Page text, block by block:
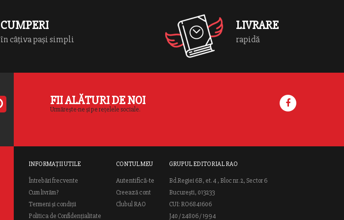
CUMPERI
în câțiva pași simpli
LIVRARE
rapidă
FII ALĂTURI DE NOI
Urmărește-ne și pe rețelele sociale.
INFORMAȚII UTILE
Întrebări frecvente
Cum livrăm?
Termeni și condiții
Politica de Confidențialitate
CONTUL MEU
Autentifică-te
Creează cont
Clubul RAO
GRUPUL EDITORIAL RAO
Bd.Regiei 6B, et. 4 , Bloc nr. 2, Sector 6
București, 013233
CUI: RO6841606
J40 / 24806 / 1994